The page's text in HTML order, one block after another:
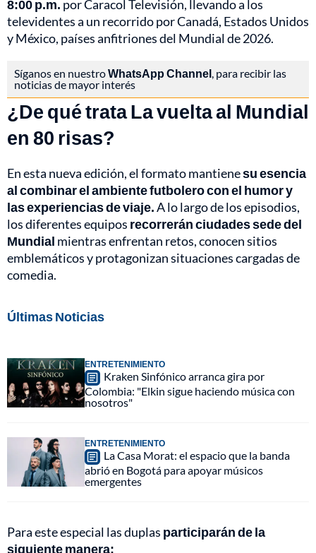
8:00 p.m. por Caracol Televisión, llevando a los
televidentes a un recorrido por Canadá, Estados Unidos
y México, países anfitriones del Mundial de 2026.
Síganos en nuestroWhatsApp Channel, para recibir las
noticias de mayor interés
¿De qué trata La vuelta al Mundial
en 80 risas?
En esta nueva edición, el formato mantienesu esencia
al combinar el ambiente futbolero con el humor y
las experiencias de viaje.A lo largo de los episodios,
los diferentes equipos recorrerán ciudades sede del
Mundial mientras enfrentan retos, conocen sitios
emblemáticos y protagonizan situaciones cargadas de
comedia.
Últimas Noticias
ENTRETENIMIENTO
Kraken Sinfónico arranca gira por
Colombia: "Elkin sigue haciendo música con
nosotros"
ENTRETENIMIENTO
La Casa Morat: el espacio que la banda
abrió en Bogotá para apoyar músicos
emergentes
Para este especial las duplas participarán de la
siguiente manera: